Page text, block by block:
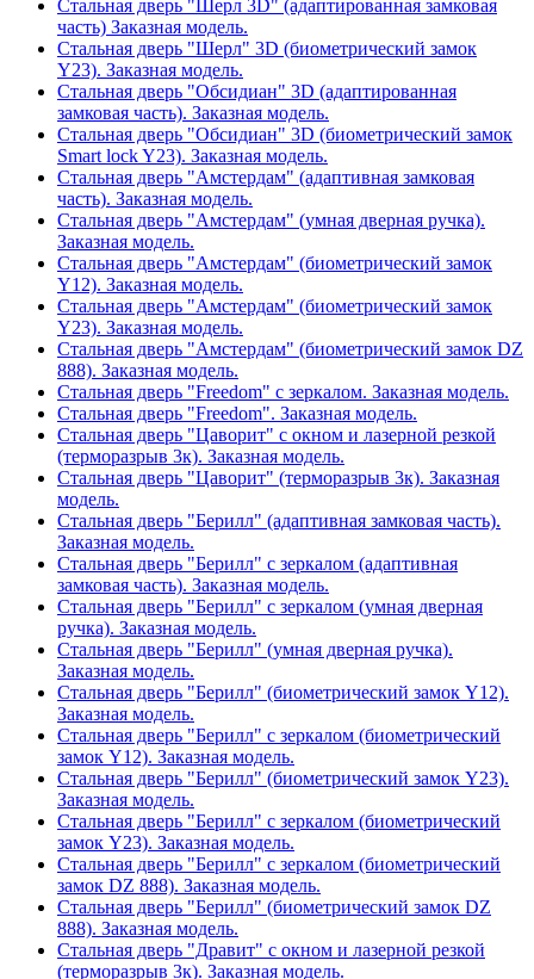
Стальная дверь "Шерл 3D" (адаптированная замковая
часть) Заказная модель.
Стальная дверь "Шерл" 3D (биометрический замок
Y23). Заказная модель.
Стальная дверь "Обсидиан" 3D (адаптированная
замковая часть). Заказная модель.
Стальная дверь "Обсидиан" 3D (биометрический замок
Smart lock Y23). Заказная модель.
Стальная дверь "Амстердам" (адаптивная замковая
часть). Заказная модель.
Стальная дверь "Амстердам" (умная дверная ручка).
Заказная модель.
Стальная дверь "Амстердам" (биометрический замок
Y12). Заказная модель.
Стальная дверь "Амстердам" (биометрический замок
Y23). Заказная модель.
Стальная дверь "Амстердам" (биометрический замок DZ
888). Заказная модель.
Стальная дверь "Freedom" с зеркалом. Заказная модель.
Стальная дверь "Freedom". Заказная модель.
Стальная дверь "Цаворит" с окном и лазерной резкой
(терморазрыв 3к). Заказная модель.
Стальная дверь "Цаворит" (терморазрыв 3к). Заказная
модель.
Стальная дверь "Берилл" (адаптивная замковая часть).
Заказная модель.
Стальная дверь "Берилл" с зеркалом (адаптивная
замковая часть). Заказная модель.
Стальная дверь "Берилл" с зеркалом (умная дверная
ручка). Заказная модель.
Стальная дверь "Берилл" (умная дверная ручка).
Заказная модель.
Стальная дверь "Берилл" (биометрический замок Y12).
Заказная модель.
Стальная дверь "Берилл" с зеркалом (биометрический
замок Y12). Заказная модель.
Стальная дверь "Берилл" (биометрический замок Y23).
Заказная модель.
Стальная дверь "Берилл" с зеркалом (биометрический
замок Y23). Заказная модель.
Стальная дверь "Берилл" с зеркалом (биометрический
замок DZ 888). Заказная модель.
Стальная дверь "Берилл" (биометрический замок DZ
888). Заказная модель.
Стальная дверь "Дравит" с окном и лазерной резкой
(терморазрыв 3к). Заказная модель.